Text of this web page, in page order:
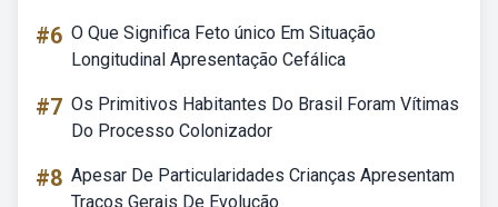
#6 O Que Significa Feto único Em Situação
Longitudinal Apresentação Cefálica
#7 Os Primitivos Habitantes Do Brasil Foram Vítimas
Do Processo Colonizador
#8 Apesar De Particularidades Crianças Apresentam
Traços Gerais De Evolução